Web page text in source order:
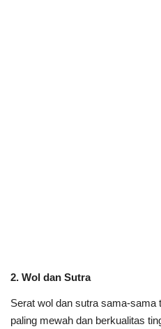
2. Wol dan Sutra
Serat wol dan sutra sama-
paling mewah dan berkualitas